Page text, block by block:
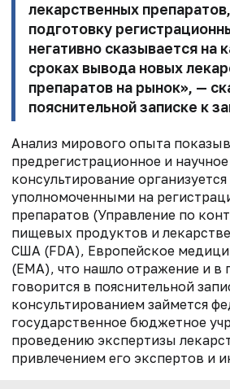
лекарственных
подготовку
негативно сказывается на
сроках вывода новых
препаратов на рынок», —
пояснительной записке к
Анализ мирового опыта
предрегистрационное и научное
консультирование
уполномоченными на
препаратов (Управление по
пищевых продуктов и
США (FDA), Европейское
(ЕМА), что нашло отражение и в
говорится в пояснительной
консультированием займется
государственное бюджетное
проведению экспертизы
привлечением его экспертов и